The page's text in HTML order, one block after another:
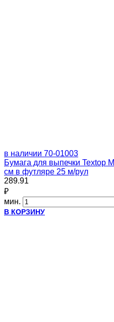
в наличии 70-01003
Бумага для выпечки Textop
см в футляре 25 м/рул
289.91
₽
мин.
В КОРЗИНУ